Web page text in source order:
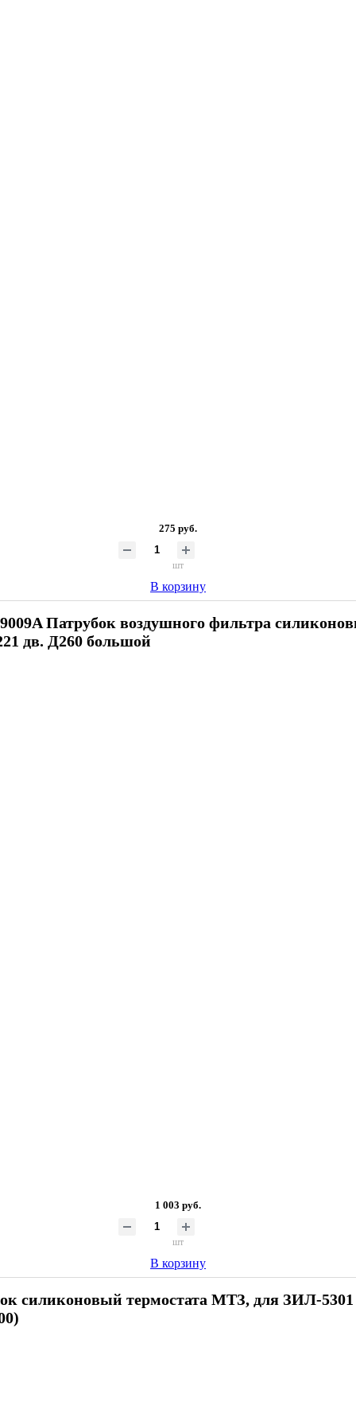
275 руб.
шт
В корзину
Патрубок воздушного фильтра
дв. Д260 большой
1 003 руб.
шт
В корзину
силиконовый термостата МТЗ, для ЗИЛ-5301